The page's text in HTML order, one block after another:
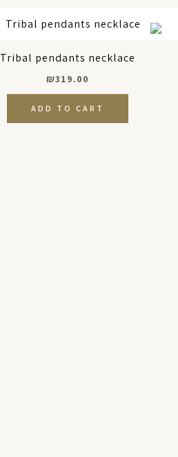
Tribal pendants necklace
₪319.00
ADD TO CART